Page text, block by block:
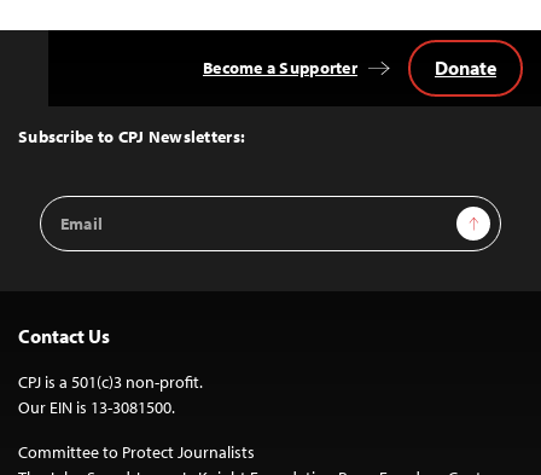
Top
Subscribe to CPJ Newsletters:
Email
Address
Sign Up
Become a Supporter Donate
Contact Us
CPJ is a 501(c)3 non-profit.
Our EIN is 13-3081500.
Committee to Protect Journalists